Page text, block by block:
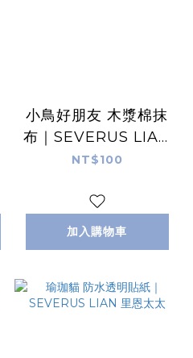
小鳥好朋友 木漿棉抹
布｜SEVERUS LIAN
里恩太太
NT$100
加入購物車